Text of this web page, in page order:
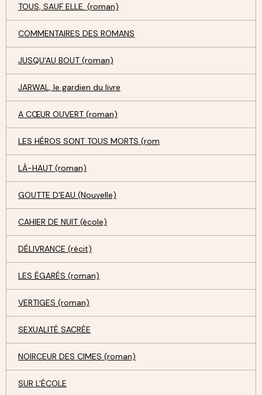
TOUS, SAUF ELLE. (roman)
COMMENTAIRES DES ROMANS
JUSQU'AU BOUT (roman)
JARWAL, le gardien du livre
A CŒUR OUVERT (roman)
LES HÉROS SONT TOUS MORTS (rom
LÀ-HAUT (roman)
GOUTTE D'EAU (Nouvelle)
CAHIER DE NUIT (école)
DÉLIVRANCE (récit)
LES ÉGARÉS (roman)
VERTIGES (roman)
SEXUALITÉ SACRÉE
NOIRCEUR DES CIMES (roman)
SUR L'ÉCOLE